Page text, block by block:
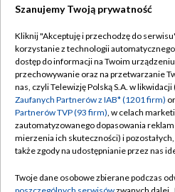
TVP
Abonament TVP
Emisja w TVP
Centrum informacji TVP
Naziemna Telewizja Cyfrowa
Rada Programowa
Polityka
Moje
Szanujemy Twoją prywatność
Kliknij "Akceptuję i przechodzę do
korzystanie z technologii
dostęp do informacji na Twoim
przechowywanie oraz na przetwarzanie
nas, czyli Telewizję Polską S.A. w
Zaufanych Partnerów z IAB* (1201 firm)
Partnerów TVP (93 firm), w celach
zautomatyzowanego dopasowania
mierzenia ich skuteczności) i
także zgody na udostępnianie przez nas
Twoje dane osobowe zbierane podczas